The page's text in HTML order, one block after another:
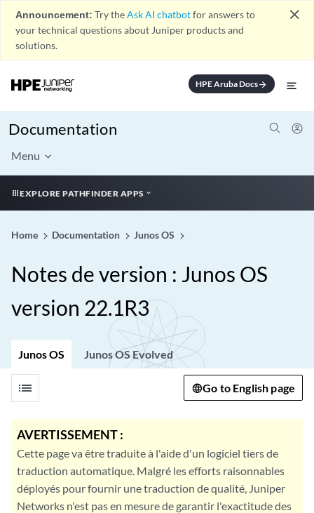
Announcement: Try theAsk AI chatbotfor answers to
your technical questions about Juniper products and
solutions.
close
HPE Aruba Docsarrow_forward
Documentation
Menu
EXPLORE PATHFINDER APPS
Home Documentation Junos OS
Notes de version : Junos OS
version 22.1R3
Junos OS Junos OS Evolved
list Go to English page
AVERTISSEMENT :
Cette page va être traduite à l'aide d'un logiciel tiers de
traduction automatique. Malgré les efforts raisonnables
déployés pour fournir une traduction de qualité, Juniper
Networks n'est pas en mesure de garantir l'exactitude des